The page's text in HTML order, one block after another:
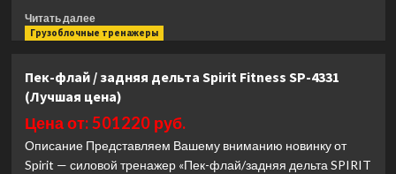
Читать далееПрочитать
больше
от
груди
наклонный
вниз
широким
хватом
Грузоблочные тренажеры
Пек-флай / задняя дельта Spirit Fitness SP-4331
(Лучшая цена)
Цена от: 501220 руб.
Описание Представляем Вашему вниманию новинку от
Spirit — силовой тренажер «Пек-флай/задняя дельта SPIRIT